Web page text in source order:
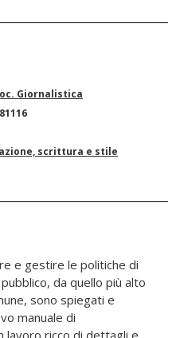
Giornalistica
scrittura e stile
e gestire le politiche di
da quello più alto
sono spiegati e
manuale di
lavoro ricco di dettagli e